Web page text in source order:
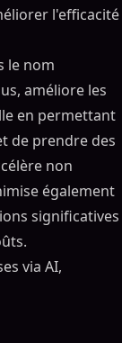
l'efficacité
le nom
améliore les
en permettant
de prendre des
non
également
significatives
via AI,